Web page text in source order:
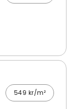
549 kr/m²